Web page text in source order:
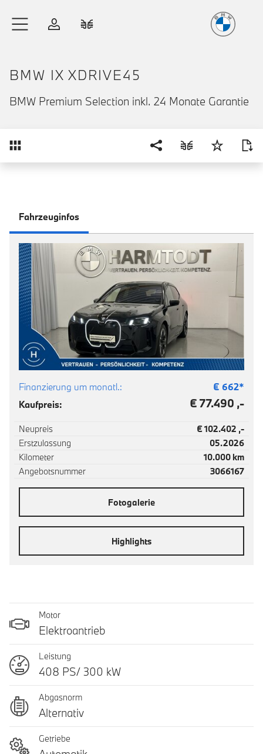
Anmelden
BMW IX XDRIVE45
BMW Premium Selection inkl. 24 Monate Garantie
Fahrzeuginfos
Finanzierung um monatl.: € 662*
Kaufpreis:
€ 77.490 ,-
Neupreis
€ 102.402 ,-
Erstzulassung
05.2026
Kilometer
10.000 km
Angebotsnummer
3066167
Fotogalerie
Highlights
Motor
Elektroantrieb
Leistung
408 PS/ 300 kW
Abgasnorm
Alternativ
Getriebe